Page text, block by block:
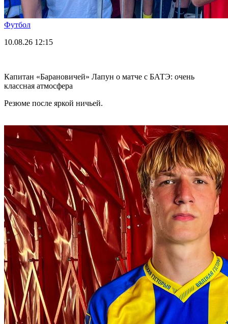
Футбол
10.08.26 12:15
Капитан «Барановичей» Лапун о матче с БАТЭ: очень
классная атмосфера
Резюме после яркой ничьей.